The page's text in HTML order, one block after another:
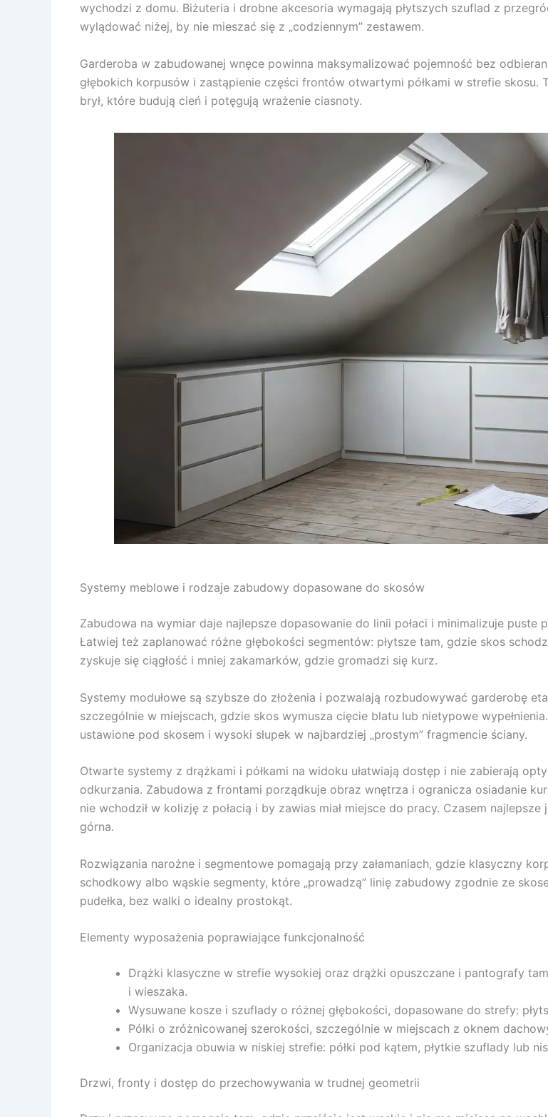
wychodzi z domu. Biżuteria i drobne akcesoria wymagają płytszych szuflad z
wylądować niżej, by nie mieszać się z „codziennym” zestawem.
Garderoba w zabudowanej wnęce powinna maksymalizować pojemność bez
głębokich korpusów i zastąpienie części frontów otwartymi półkami w strefie skosu.
brył, które budują cień i potęgują wrażenie ciasnoty.
Systemy meblowe i rodzaje zabudowy dopasowane do skosów
Zabudowa na wymiar daje najlepsze dopasowanie do linii połaci i minimalizuje
Łatwiej też zaplanować różne głębokości segmentów: płytsze tam, gdzie skos
zyskuje się ciągłość i mniej zakamarków, gdzie gromadzi się kurz.
Systemy modułowe są szybsze do złożenia i pozwalają rozbudowywać garderobę
szczególnie w miejscach, gdzie skos wymusza cięcie blatu lub nietypowe
ustawione pod skosem i wysoki słupek w najbardziej „prostym” fragmencie ściany.
Otwarte systemy z drążkami i półkami na widoku ułatwiają dostęp i nie zabierają
odkurzania. Zabudowa z frontami porządkuje obraz wnętrza i ogranicza osiadanie
nie wchodził w kolizję z połacią i by zawias miał miejsce do pracy. Czasem
górna.
Rozwiązania narożne i segmentowe pomagają przy załamaniach, gdzie klasyczny
schodkowy albo wąskie segmenty, które „prowadzą” linię zabudowy zgodnie ze
pudełka, bez walki o idealny prostokąt.
Elementy wyposażenia poprawiające funkcjonalność
Drążki klasyczne w strefie wysokiej oraz drążki opuszczane i pantografy
i wieszaka.
Wysuwane kosze i szuflady o różnej głębokości, dopasowane do strefy:
Półki o zróżnicowanej szerokości, szczególnie w miejscach z oknem
Organizacja obuwia w niskiej strefie: półki pod kątem, płytkie szuflady lub
Drzwi, fronty i dostęp do przechowywania w trudnej geometrii